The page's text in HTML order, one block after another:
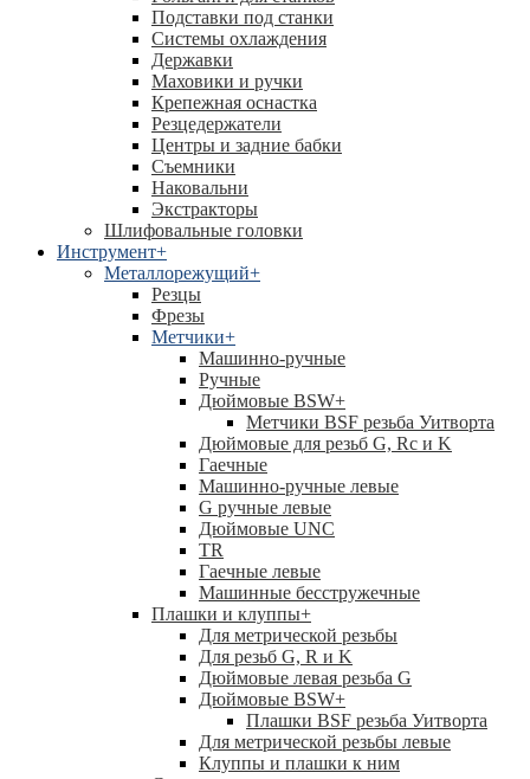
Подставки под станки
Системы охлаждения
Державки
Маховики и ручки
Крепежная оснастка
Резцедержатели
Центры и задние бабки
Съемники
Наковальни
Экстракторы
Шлифовальные головки
Инструмент+
Металлорежущий+
Резцы
Фрезы
Метчики+
Машинно-ручные
Ручные
Дюймовые BSW+
Метчики BSF резьба Уитворта
Дюймовые для резьб G, Rc и K
Гаечные
Машинно-ручные левые
G ручные левые
Дюймовые UNC
TR
Гаечные левые
Машинные бесстружечные
Плашки и клуппы+
Для метрической резьбы
Для резьб G, R и K
Дюймовые левая резьба G
Дюймовые BSW+
Плашки BSF резьба Уитворта
Для метрической резьбы левые
Клуппы и плашки к ним